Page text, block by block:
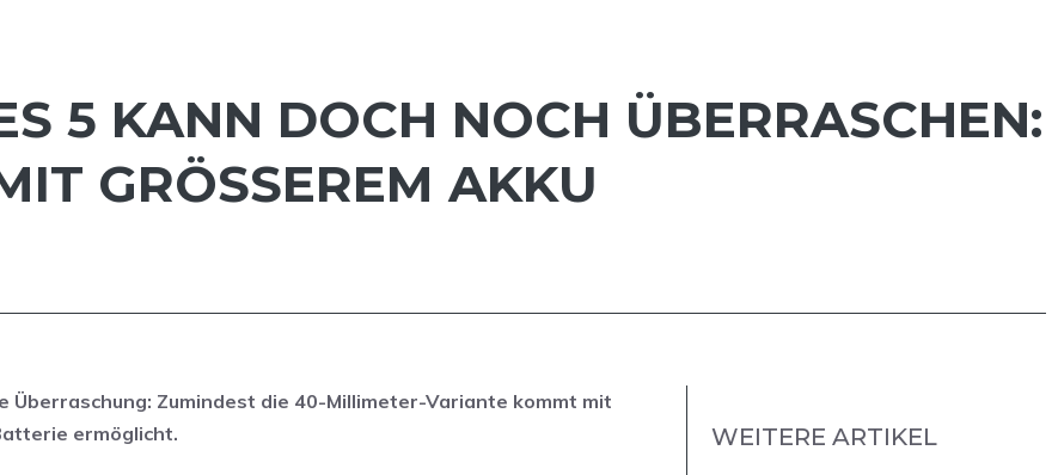
5 KANN DOCH NOCH ÜBERRASCHEN:
GRÖSSEREM AKKU
Überraschung: Zumindest die 40-Millimeter-Variante kommt mit
ermöglicht.
WEITERE ARTIKEL